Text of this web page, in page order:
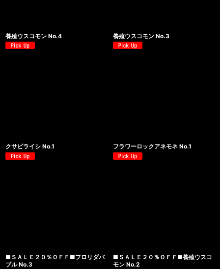
養殖ウスコモン No.4 養殖ウスコモン No.3
クサビライシ No.1 フラワーロックアネモネ No.1
■ＳＡＬＥ２０％ＯＦＦ■フロリダバ
ブル No.3
■ＳＡＬＥ２０％ＯＦＦ■養殖ウスコ
モン No.2